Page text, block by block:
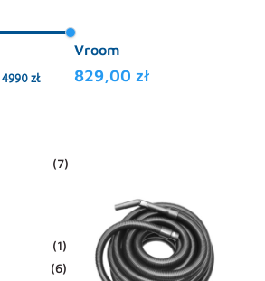
4990 zł
(7)
(1)
(6)
Vroom
829,00 zł